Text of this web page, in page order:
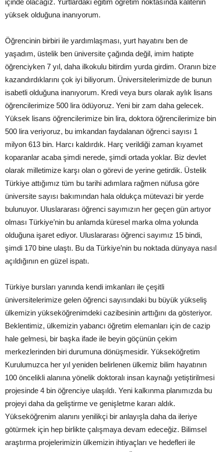
içinde olacağız. Yurtlardaki eğitim öğretim noktasında kalitenin
yüksek olduğuna inanıyorum.
Öğrencinin birbiri ile yardımlaşması, yurt hayatını ben de
yaşadım, üstelik ben üniversite çağında değil, imim hatipte
öğrenciyken 7 yıl, daha ilkokulu bitirdim yurda girdim. Oranın bize
kazandırdıklarını çok iyi biliyorum. Üniversitelerimizde de bunun
isabetli olduğuna inanıyorum. Kredi veya burs olarak aylık lisans
öğrencilerimize 500 lira ödüyoruz. Yeni bir zam daha gelecek.
Yüksek lisans öğrencilerimize bin lira, doktora öğrencilerimize bin
500 lira veriyoruz, bu imkandan faydalanan öğrenci sayısı 1
milyon 613 bin. Harcı kaldırdık. Harç verildiği zaman kıyamet
koparanlar acaba şimdi nerede, şimdi ortada yoklar. Biz devlet
olarak milletimize karşı olan o görevi de yerine getirdik. Üstelik
Türkiye attığımız tüm bu tarihi adımlara rağmen nüfusa göre
üniversite sayısı bakımından hala oldukça mütevazi bir yerde
bulunuyor. Uluslararası öğrenci sayımızın her geçen gün artıyor
olması Türkiye’nin bu anlamda küresel marka olma yolunda
olduğuna işaret ediyor. Uluslararası öğrenci sayımız 15 bindi,
şimdi 170 bine ulaştı. Bu da Türkiye’nin bu noktada dünyaya nasıl
açıldığının en güzel ispatı.
Türkiye bursları yanında kendi imkanları ile çeşitli
üniversitelerimize gelen öğrenci sayısındaki bu büyük yükseliş
ülkemizin yükseköğrenimdeki cazibesinin arttığını da gösteriyor.
Beklentimiz, ülkemizin yabancı öğretim elemanları için de cazip
hale gelmesi, bir başka ifade ile beyin göçünün çekim
merkezlerinden biri durumuna dönüşmesidir. Yükseköğretim
Kurulumuzca her yıl yeniden belirlenen ülkemiz bilim hayatının
100 öncelikli alanına yönelik doktoralı insan kaynağı yetiştirilmesi
projesinde 4 bin öğrenciye ulaşıldı. Yeni kalkınma planımızda bu
projeyi daha da geliştirme ve genişletme kararı aldık.
Yükseköğrenim alanını yenilikçi bir anlayışla daha da ileriye
götürmek için hep birlikte çalışmaya devam edeceğiz. Bilimsel
araştırma projelerimizin ülkemizin ihtiyaçları ve hedefleri ile